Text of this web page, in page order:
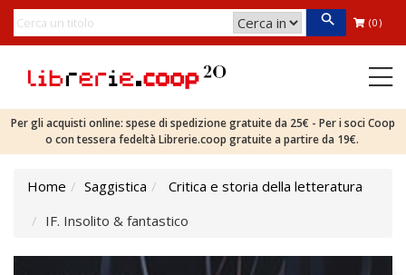
(0)
Per gli acquisti online: spese di spedizione gratuite da 25€ - Per i soci Coop
o con tessera fedeltà Librerie.coop gratuite a partire da 19€.
Home Saggistica
Critica e storia della letteratura
IF. Insolito & fantastico